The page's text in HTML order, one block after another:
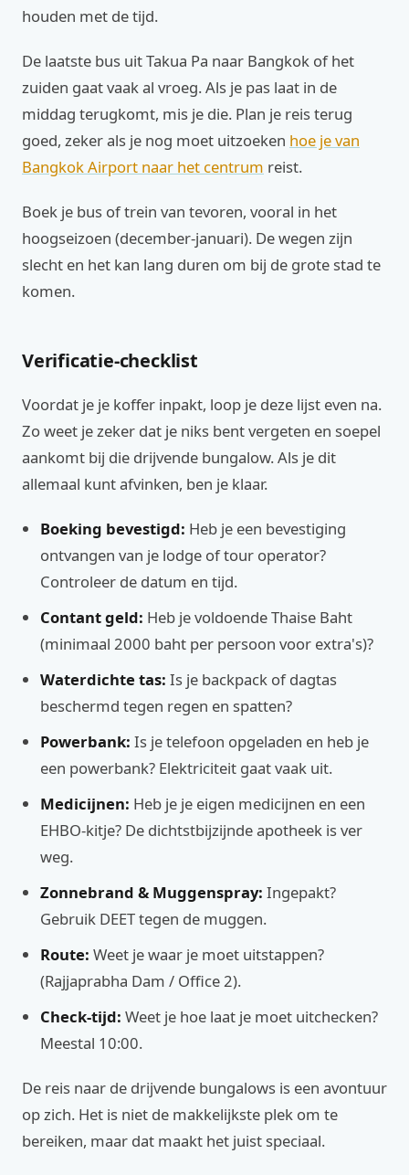
houden met de tijd.
De laatste bus uit Takua Pa naar Bangkok of het
zuiden gaat vaak al vroeg. Als je pas laat in de
middag terugkomt, mis je die. Plan je reis terug
goed, zeker als je nog moet uitzoeken hoe je van
Bangkok Airport naar het centrum reist.
Boek je bus of trein van tevoren, vooral in het
hoogseizoen (december-januari). De wegen zijn
slecht en het kan lang duren om bij de grote stad te
komen.
Verificatie-checklist
Voordat je je koffer inpakt, loop je deze lijst even na.
Zo weet je zeker dat je niks bent vergeten en soepel
aankomt bij die drijvende bungalow. Als je dit
allemaal kunt afvinken, ben je klaar.
Boeking bevestigd: Heb je een bevestiging
ontvangen van je lodge of tour operator?
Controleer de datum en tijd.
Contant geld: Heb je voldoende Thaise Baht
(minimaal 2000 baht per persoon voor extra's)?
Waterdichte tas: Is je backpack of dagtas
beschermd tegen regen en spatten?
Powerbank: Is je telefoon opgeladen en heb je
een powerbank? Elektriciteit gaat vaak uit.
Medicijnen: Heb je je eigen medicijnen en een
EHBO-kitje? De dichtstbijzijnde apotheek is ver
weg.
Zonnebrand & Muggenspray: Ingepakt?
Gebruik DEET tegen de muggen.
Route: Weet je waar je moet uitstappen?
(Rajjaprabha Dam / Office 2).
Check-tijd: Weet je hoe laat je moet uitchecken?
Meestal 10:00.
De reis naar de drijvende bungalows is een avontuur
op zich. Het is niet de makkelijkste plek om te
bereiken, maar dat maakt het juist speciaal.